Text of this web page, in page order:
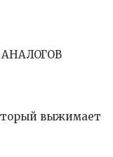
выжимает